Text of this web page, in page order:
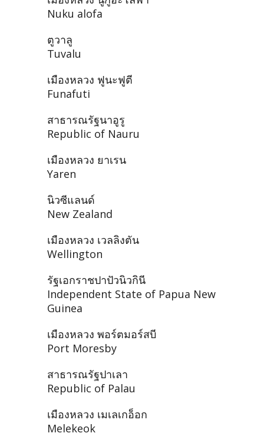
Nuku alofa
ตูวาลู
Tuvalu
เมืองหลวง ฟูนะฟูตี
Funafuti
สาธารณรัฐนาอูรู
Republic of Nauru
เมืองหลวง ยาเรน
Yaren
นิวซีแลนด์
New Zealand
เมืองหลวง เวลลิงตัน
Wellington
รัฐเอกราชปาปัวนิวกินี
Independent State of Papua New
Guinea
เมืองหลวง พอร์ตมอร์สบี
Port Moresby
สาธารณรัฐปาเลา
Republic of Palau
เมืองหลวง เมเลเกอ็อก
Melekeok